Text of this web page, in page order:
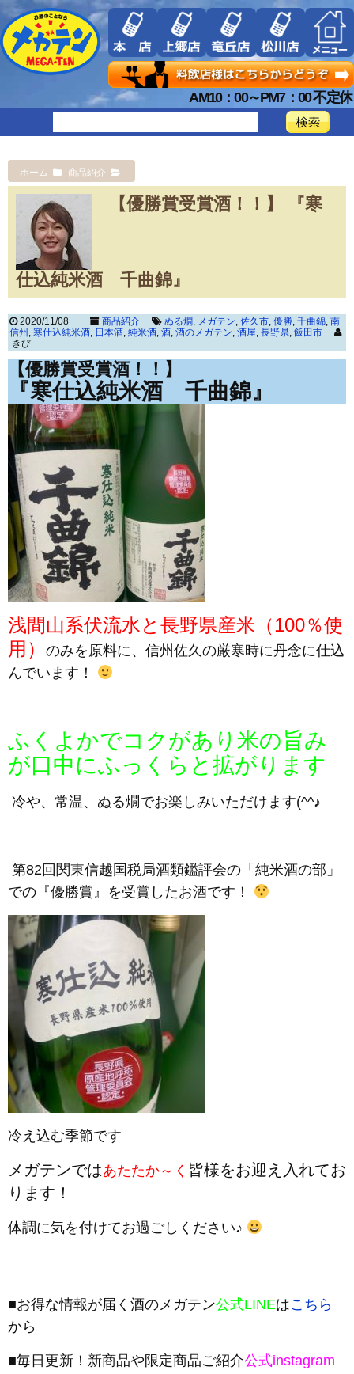
AM10：00～PM7：00 不定休
ホーム 商品紹介
【優勝賞受賞酒！！】 『寒
仕込純米酒 千曲錦』
2020/11/08 商品紹介 ぬる燗, メガテン, 佐久市, 優勝, 千曲錦, 南
信州 , 寒仕込純米酒, 日本酒, 純米酒, 酒, 酒のメガテン, 酒屋, 長野県, 飯田市
きび
【優勝賞受賞酒！！】
『寒仕込純米酒 千曲錦』
浅間山系伏流水と長野県産米（100％使
用）
のみを原料に、信州佐久の厳寒時に丹念に仕込
んでいます！
ふくよかでコクがあり米の旨み
が口中にふっくらと拡がります
冷や、常温、ぬる燗でお楽しみいただけます(^^♪
第82回関東信越国税局酒類鑑評会の「純米酒の部」
での『優勝賞』を受賞したお酒です！
冷え込む季節です
メガテンではあたたか～く 皆様をお迎え入れてお
ります！
体調に気を付けてお過ごしください♪
■お得な情報が届く酒のメガテン公式LINEはこちら
から
■毎日更新！新商品や限定商品ご紹介公式instagram